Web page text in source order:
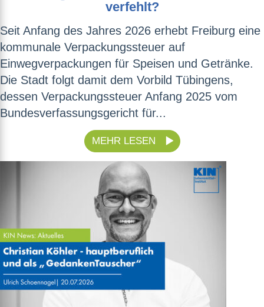
verfehlt?
Seit Anfang des Jahres 2026 erhebt Freiburg eine
kommunale Verpackungssteuer auf
Einwegverpackungen für Speisen und Getränke.
Die Stadt folgt damit dem Vorbild Tübingens,
dessen Verpackungssteuer Anfang 2025 vom
Bundesverfassungsgericht für...
MEHR LESEN